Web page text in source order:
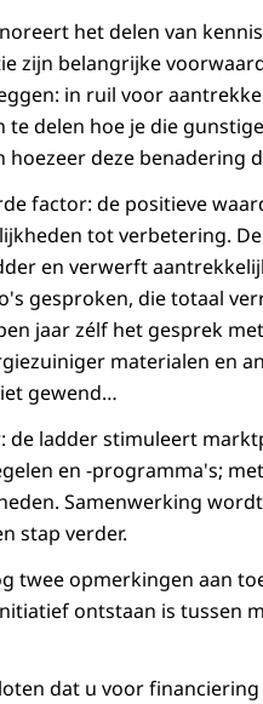
het delen van
zijn belangrijke
in ruil voor
delen hoe je die
hoezeer deze benadering
factor: de positieve
tot verbetering.
en verwerft
gesproken, die totaal
jaar zélf het gesprek
materialen en
gewend…
de ladder stimuleert
en -programma's;
Samenwerking
stap verder.
twee opmerkingen aan
ontstaan is tussen
dat u voor